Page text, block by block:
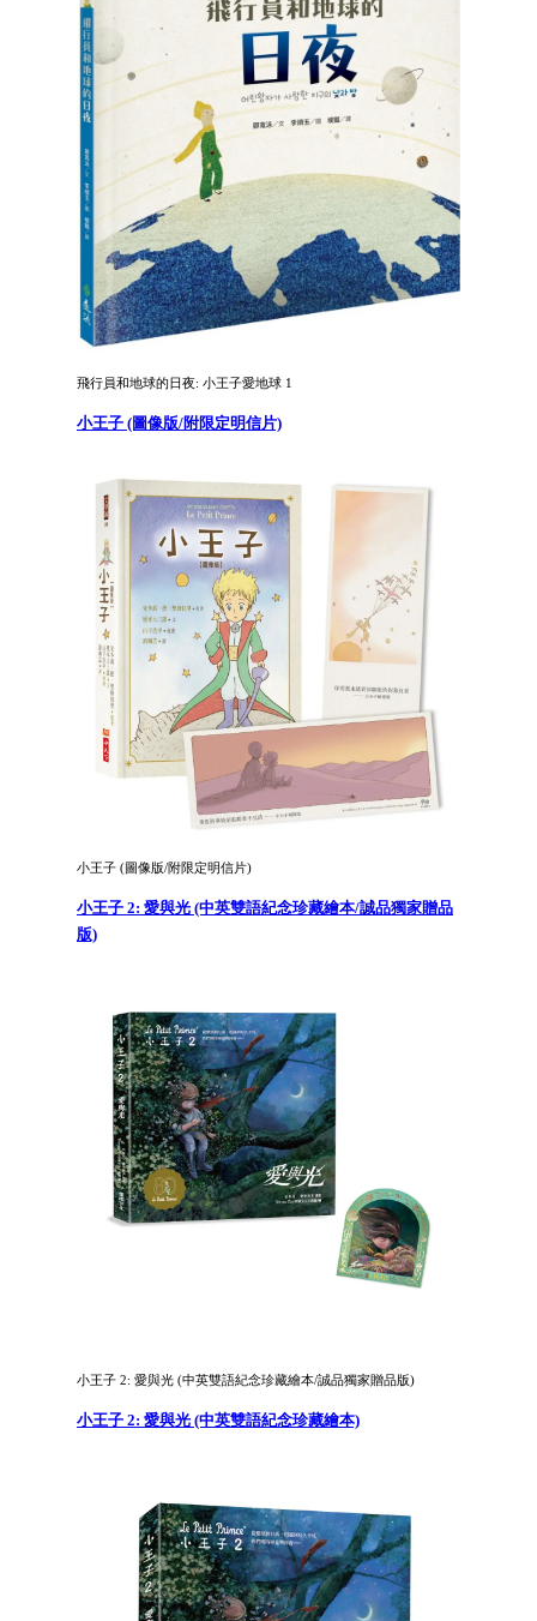
飛行員和地球的日夜: 小王子愛地球 1
小王子 (圖像版/附限定明信片)
小王子 (圖像版/附限定明信片)
小王子 2: 愛與光 (中英雙語紀念珍藏繪本/誠品獨家贈品
版)
小王子 2: 愛與光 (中英雙語紀念珍藏繪本/誠品獨家贈品版)
小王子 2: 愛與光 (中英雙語紀念珍藏繪本)